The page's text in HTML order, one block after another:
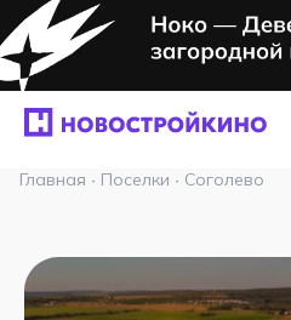
Главная · Поселки · Соголево